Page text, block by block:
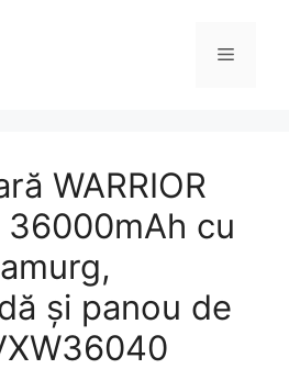
Menu
WARRIOR
36000mAh cu
și panou de